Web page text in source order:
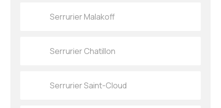
Serrurier Malakoff
Serrurier Chatillon
Serrurier Saint-Cloud